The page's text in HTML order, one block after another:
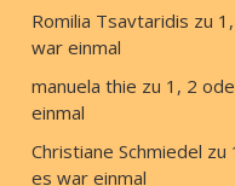
Romilia Tsavtaridis zu
war einmal
manuela thie zu 1, 2
einmal
Christiane Schmiedel zu
es war einmal